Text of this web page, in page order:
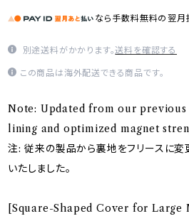
なら 手数料無料の 翌月
別途送料がかかります。送料を確認する
この商品は海外配送できる商品です。
Note: Updated from our
lining and optimized magnet
注: 従来の製品から裏地をフリースに変
いたしました。
[Square-Shaped Cover for Large